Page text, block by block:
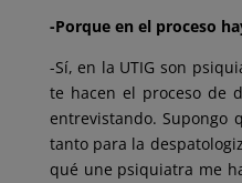
-Porque en el proceso
-Sí, en la UTIG son
te hacen el proceso de
entrevistando. Supongo
tanto para la
qué une psiquiatra me